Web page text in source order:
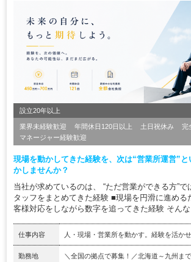
設立20年以上
業界未経験歓迎 年間休日120日以上 土日祝休み
完
マネージャー経験歓迎
現場を動かしてきた経験を、次は“営業所運営”
かしませんか？
当社が求めているのは、 “ただ営業ができる方”
タッフをまとめてきた経験 ■現場を円滑に進める
客様対応をしながら数字を追ってきた経験 そんな
仕事内容 人・現場・営業所を動かす。経験を活か
勤務地
＼全国の拠点で募集！／北海道～九州ま